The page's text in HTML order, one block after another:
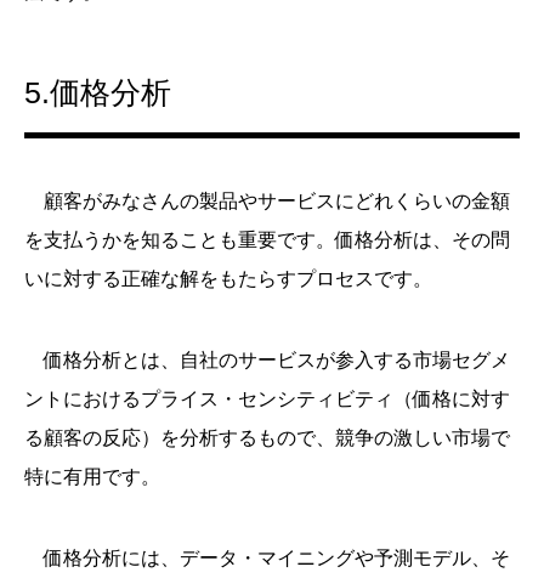
5.価格分析
顧客がみなさんの製品やサービスにどれくらいの金額
を支払うかを知ることも重要です。価格分析は、その問
いに対する正確な解をもたらすプロセスです。
価格分析とは、自社のサービスが参入する市場セグメ
ントにおけるプライス・センシティビティ（価格に対す
る顧客の反応）を分析するもので、競争の激しい市場で
特に有用です。
価格分析には、データ・マイニングや予測モデル、そ